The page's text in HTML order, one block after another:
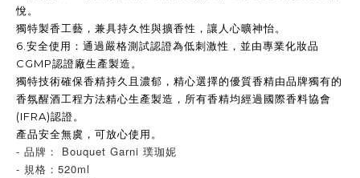
悅。
獨特製香工藝，兼具持久性與擴香性，讓人心曠神怡。
6. 安全使用：通過嚴格測試認證為低刺激性，並由專業化妝品
CGMP認證廠生產製造。
獨特技術確保香精持久且濃郁，精心選擇的優質香精由品牌獨有的
香氛醒酒工程方法精心生產製造，所有香精均經過國際香料協會
(IFRA)認證。
產品安全無虞，可放心使用。
- 品牌： Bouquet Garni 璞珈妮
- 規格：520ml